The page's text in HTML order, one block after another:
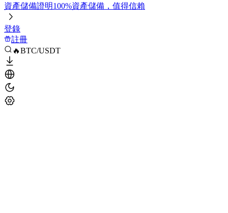
資產儲備證明100%資產儲備，值得信賴
登錄
註冊
🔥BTC/USDT